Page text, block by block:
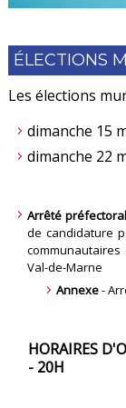
ÉLECTIONS
Les élections
dimanche 15
dimanche 22
Arrêté
de candidature
Val-de-Marne
Annexe-
HORAIRES
- 20H